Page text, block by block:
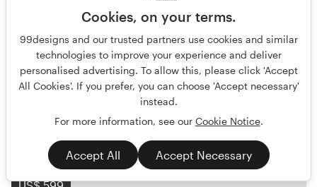
Cookies, on your terms.
99designs and our trusted partners use cookies and similar
technologies to improve your experience and deliver
personalised advertising. To allow this, please click 'Accept
All Cookies'. If you prefer, you can choose 'Accept necessary'
instead.
For more information, see our Cookie Notice.
Accept All Accept Necessary
Isenburg United is a football club based in Neu-Isenburg,
Germany. The club name reflects our core belief that
diversity
Gegarandeerd Kaart, flyer, of print Sport
Afgelopen